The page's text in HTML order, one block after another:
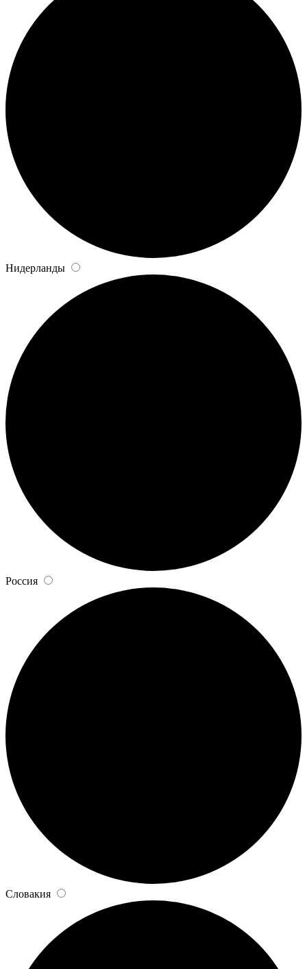
Нидерланды
Россия
Словакия